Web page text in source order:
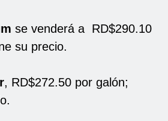
se venderá a RD$290.10
su precio.
, RD$272.50 por galón;